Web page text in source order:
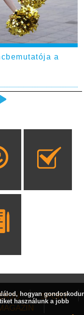
a
SPORT
hogyan
használunk a jobb